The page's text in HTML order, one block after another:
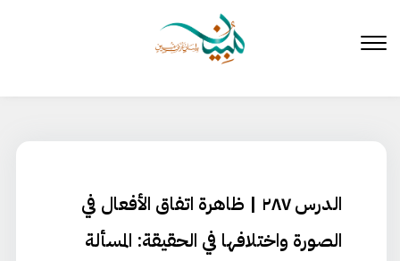
المحتوى
الدرس ٢٨٧ | ظاهرة اتفاق الأفعال في
الصورة واختلافها في الحقيقة: المسألة